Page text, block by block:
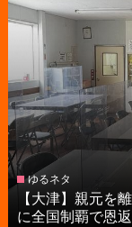
ゆるネタ
【大津】親元を
に全国制覇で恩